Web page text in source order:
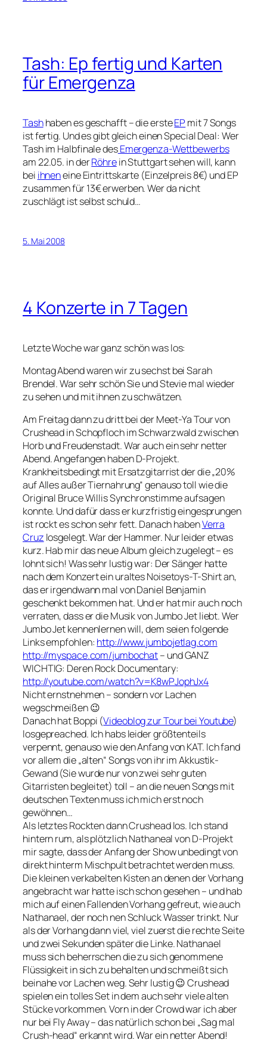
Tash: Ep fertig und Karten
für Emergenza
Tashhaben es geschafft – die ersteEPmit 7 Songs
ist fertig. Und es gibt gleich einen Special Deal: Wer
Tash im Halbfinale desEmergenza-Wettbewerbs
am 22.05. in derRöhrein Stuttgart sehen will, kann
bei ihneneine Eintrittskarte (Einzelpreis 8€) und EP
zusammen für 13€ erwerben. Wer da nicht
zuschlägt ist selbst schuld…
5. Mai 2008
4 Konzerte in 7 Tagen
Letzte Woche war ganz schön was los:
Montag Abend waren wir zu sechst bei Sarah
Brendel. War sehr schön Sie und Stevie mal wieder
zu sehen und mit ihnen zu schwätzen.
Am Freitag dann zu dritt bei der Meet-Ya Tour von
Crushead in Schopfloch im Schwarzwald zwischen
Horb und Freudenstadt. War auch ein sehr netter
Abend. Angefangen haben D-Projekt.
Krankheitsbedingt mit Ersatzgitarrist der die „20%
auf Alles außer Tiernahrung“ genauso toll wie die
Original Bruce Willis Synchronstimme aufsagen
konnte. Und dafür dass er kurzfristig eingesprungen
ist rockt es schon sehr fett. Danach habenVerra
Cruz losgelegt. War der Hammer. Nur leider etwas
kurz. Hab mir das neue Album gleich zugelegt – es
lohnt sich! Was sehr lustig war: Der Sänger hatte
nach dem Konzert ein uraltes Noisetoys-T-Shirt an,
das er irgendwann mal von Daniel Benjamin
geschenkt bekommen hat. Und er hat mir auch noch
verraten, dass er die Musik von Jumbo Jet liebt. Wer
Jumbo Jet kennenlernen will, dem seien folgende
Links empfohlen: http://www.jumbojetlag.com
http://myspace.com/jumbochat– und GANZ
WICHTIG: Deren Rock Documentary:
http://youtube.com/watch?v=K8wPJophJx4
Nicht ernstnehmen – sondern vor Lachen
wegschmeißen 😉
Danach hat Boppi (Videoblog zur Tour bei Youtube)
losgepreached. Ich habs leider größtenteils
verpennt, genauso wie den Anfang von KAT. Ich fand
vor allem die „alten“ Songs von ihr im Akkustik-
Gewand (Sie wurde nur von zwei sehr guten
Gitarristen begleitet) toll – an die neuen Songs mit
deutschen Texten muss ich mich erst noch
gewöhnen…
Als letztes Rockten dann Crushead los. Ich stand
hintern rum, als plötzlich Nathaneal von D-Projekt
mir sagte, dass der Anfang der Show unbedingt von
direkt hinterm Mischpult betrachtet werden muss.
Die kleinen verkabelten Kisten an denen der Vorhang
angebracht war hatte isch schon gesehen – und hab
mich auf einen Fallenden Vorhang gefreut, wie auch
Nathanael, der noch nen Schluck Wasser trinkt. Nur
als der Vorhang dann viel, viel zuerst die rechte Seite
und zwei Sekunden später die Linke. Nathanael
muss sich beherrschen die zu sich genommene
Flüssigkeit in sich zu behalten und schmeißt sich
beinahe vor Lachen weg. Sehr lustig 😉 Crushead
spielen ein tolles Set in dem auch sehr viele alten
Stücke vorkommen. Vorn in der Crowd war ich aber
nur bei Fly Away – das natürlich schon bei „Sag mal
Crush-head“ erkannt wird. War ein netter Abend!